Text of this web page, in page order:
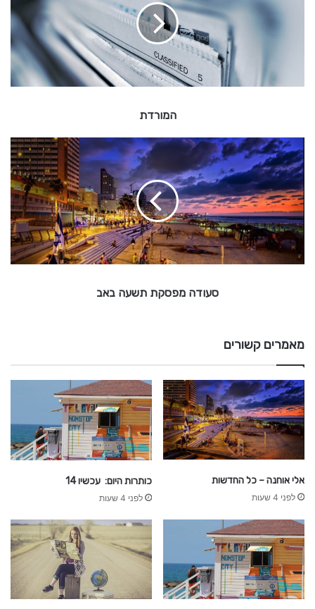
המורדת
ע
ו
ד
ה
מ
פ
ס
ק
ב
א
ב
סעודה מפסקת תשעה באב
מאמרים קשורים
אלי אוחנה – כל החדשות
לפני 4 שעות
כותרות היום: עכשיו 14
לפני 4 שעות